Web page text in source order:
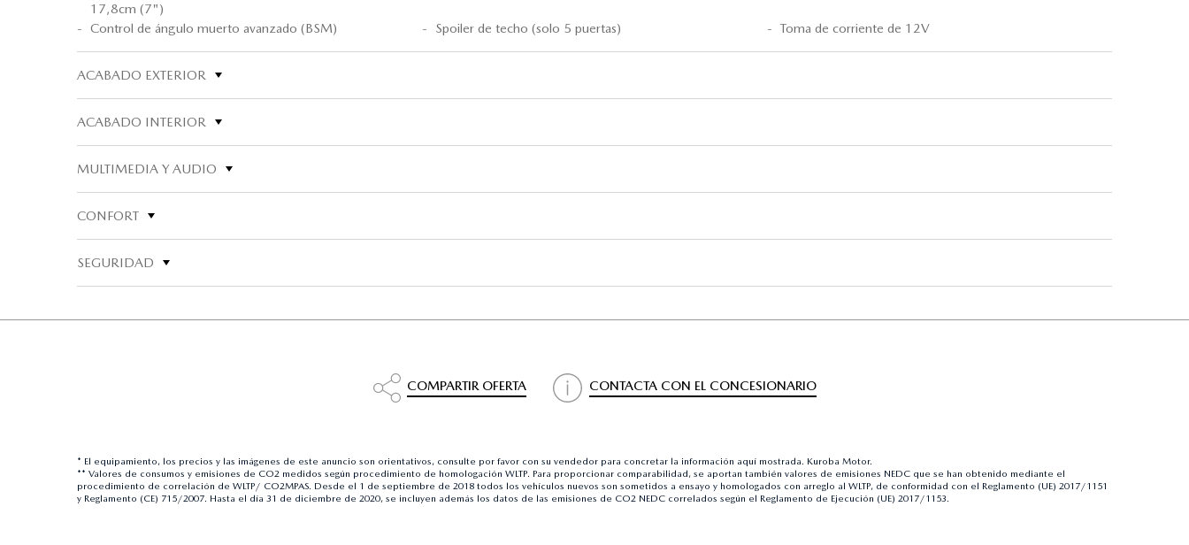
COMPARTIR OFERTA CONTACTA CON EL CONCESIONARIO
17,8cm (7")
Control de ángulo muerto avanzado (BSM) Spoiler de techo (solo 5 puertas) Toma de corriente de 12V
ACABADO EXTERIOR
ACABADO INTERIOR
MULTIMEDIA Y AUDIO
CONFORT
SEGURIDAD
* El equipamiento, los precios y las imágenes de este anuncio son orientativos, consulte por favor con su vendedor para concretar la información aquí mostrada. Kuroba Motor.
** Valores de consumos y emisiones de CO2 medidos según procedimiento de homologación WLTP. Para proporcionar comparabilidad, se aportan también valores de emisiones NEDC que se han obtenido mediante el
procedimiento de correlación de WLTP/ CO2MPAS. Desde el 1 de septiembre de 2018 todos los vehículos nuevos son sometidos a ensayo y homologados con arreglo al WLTP, de conformidad con el Reglamento (UE) 2017/1151
y Reglamento (CE) 715/2007. Hasta el día 31 de diciembre de 2020, se incluyen además los datos de las emisiones de CO2 NEDC correlados según el Reglamento de Ejecución (UE) 2017/1153.